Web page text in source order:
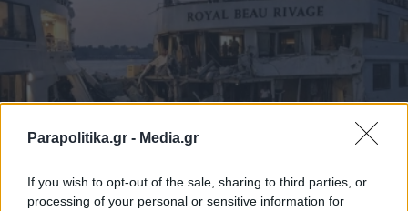
Parapolitika.gr - Media.gr
If you wish to opt-out of the sale, sharing to third parties, or
processing of your personal or sensitive information for